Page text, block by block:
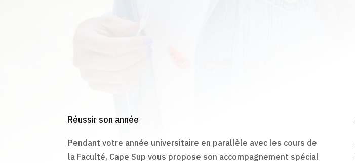
Réussir son année
Pendant votre année universitaire en parallèle avec les cours de
la Faculté, Cape Sup vous propose son accompagnement spécial